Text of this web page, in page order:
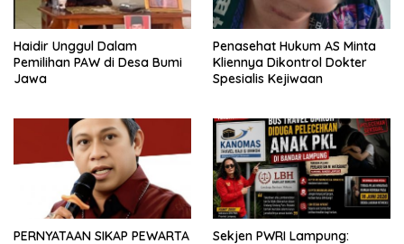
Haidir Unggul Dalam
Pemilihan PAW di Desa Bumi
Jawa
Penasehat Hukum AS Minta
Kliennya Dikontrol Dokter
Spesialis Kejiwaan
PERNYATAAN SIKAP PEWARTA
Sekjen PWRI Lampung: